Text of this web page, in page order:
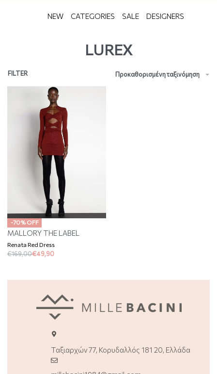
NEW CATEGORIES SALE DESIGNERS
LUREX
Προκαθορισμένη ταξινόμηση
FILTER
-70% OFF
MALLORY THE LABEL
Renata Red Dress
€169,00€49,90
Ταξιαρχών 77, Κορυδαλλός 181 20, Ελλάδα